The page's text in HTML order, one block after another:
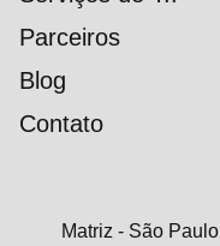
Parceiros
Blog
Contato
Matriz - São Paulo